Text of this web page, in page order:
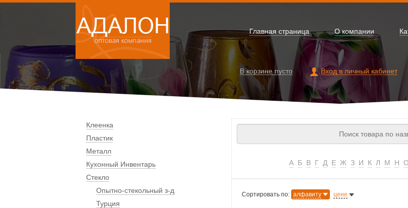
Главная страница О компании
В корзине пусто Вход в личный кабинет
Клеенка
Пластик
Металл
Кухонный Инвентарь
Стекло
Опытно-стекольный з-д
Турция
А Б В Г Д Е Ж З И К Л М Н О
Сортировать по: алфавиту цене